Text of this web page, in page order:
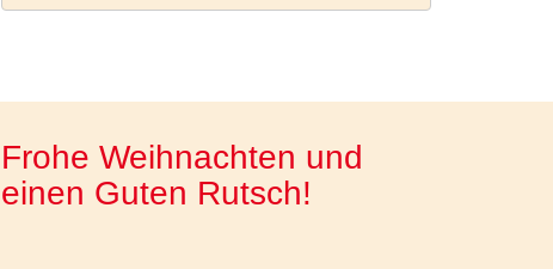
Frohe Weihnachten und
einen Guten Rutsch!